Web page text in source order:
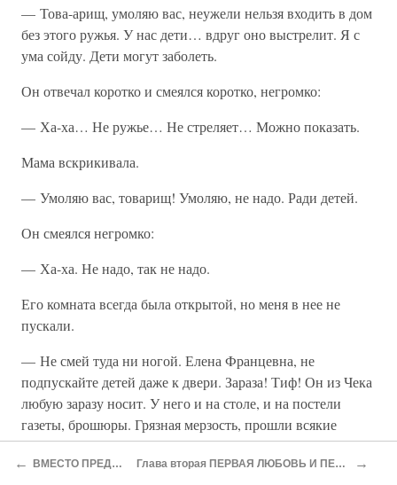
— Това-арищ, умоляю вас, неужели нельзя входить в дом
без этого ружья. У нас дети… вдруг оно выстрелит. Я с
ума сойду. Дети могут заболеть.
Он отвечал коротко и смеялся коротко, негромко:
— Ха-ха… Не ружье… Не стреляет… Можно показать.
Мама вскрикивала.
— Умоляю вас, товарищ! Умоляю, не надо. Ради детей.
Он смеялся негромко:
— Ха-ха. Не надо, так не надо.
Его комната всегда была открытой, но меня в нее не
пускали.
— Не смей туда ни ногой. Елена Францевна, не
подпускайте детей даже к двери. Зараза! Тиф! Он из Чека
любую заразу носит. У него и на столе, и на постели
газеты, брошюры. Грязная мерзость, прошли всякие
руки… А на стене прикнопил своих святителей: Ленина,
Троцкого — ихние иконы.
← ВМЕСТО ПРЕДИСЛОВИЯ Глава вторая ПЕРВАЯ ЛЮБОВЬ И ПЕРВАЯ ИДЕОЛОГИЯ →